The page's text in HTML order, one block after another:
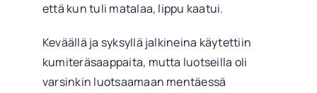
että kun tuli matalaa, lippu kaatui.
Keväällä ja syksyllä jalkineina käytettiin
kumiteräsaappaita, mutta luotseilla oli
varsinkin luotsaamaan mentäessä